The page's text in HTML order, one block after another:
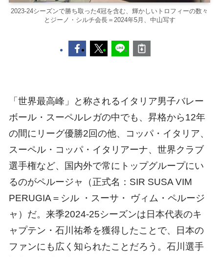
2023‐24シーズンで勝ち取った4冠を含む、輝かしいトロフィーの数々
とジーノ・シルチ会長＝2024年5月、中山写す
「世界最高峰」と称されるイタリア男子バレー
ボール・スーペルレガの中でも、昇格から12年
の間にリーグ優勝2回の他、コッパ・イタリア、
スーペル・コッパ・イタリアーナ、世界クラブ
選手権など、国内外で常にトップグループにい
るのがペルージャ（正式名：SIR SUSA VIM
PERUGIA＝シル ・スーサ・ ヴィム・ペルージ
ャ）だ。来季2024-25シーズンは日本代表のキ
ャプテン・石川祐希を獲得したことで、日本の
ファンにも広く知られたことだろう。石川選手